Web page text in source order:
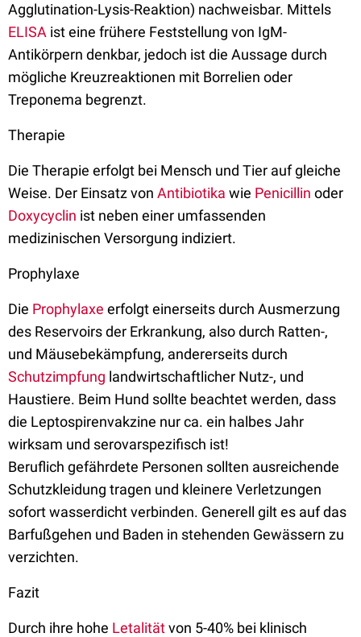
Agglutination-Lysis-Reaktion) nachweisbar. Mittels
ELISA ist eine frühere Feststellung von IgM-
Antikörpern denkbar, jedoch ist die Aussage durch
mögliche Kreuzreaktionen mit Borrelien oder
Treponema begrenzt.
Therapie
Die Therapie erfolgt bei Mensch und Tier auf gleiche
Weise. Der Einsatz von Antibiotika wie Penicillin oder
Doxycyclin ist neben einer umfassenden
medizinischen Versorgung indiziert.
Prophylaxe
Die Prophylaxe erfolgt einerseits durch Ausmerzung
des Reservoirs der Erkrankung, also durch Ratten-,
und Mäusebekämpfung, andererseits durch
Schutzimpfung landwirtschaftlicher Nutz-, und
Haustiere. Beim Hund sollte beachtet werden, dass
die Leptospirenvakzine nur ca. ein halbes Jahr
wirksam und serovarspezifisch ist!
Beruflich gefährdete Personen sollten ausreichende
Schutzkleidung tragen und kleinere Verletzungen
sofort wasserdicht verbinden. Generell gilt es auf das
Barfußgehen und Baden in stehenden Gewässern zu
verzichten.
Fazit
Durch ihre hohe Letalitätvon 5-40% bei klinisch